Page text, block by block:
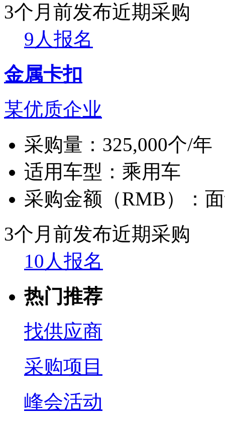
3个月前发布近期采购
9人报名
金属卡扣
某优质企业
采购量： 325,000个/年
适用车型： 乘用车
采购金额（RMB）：
3个月前发布近期采购
10人报名
热门推荐
找供应商
采购项目
峰会活动